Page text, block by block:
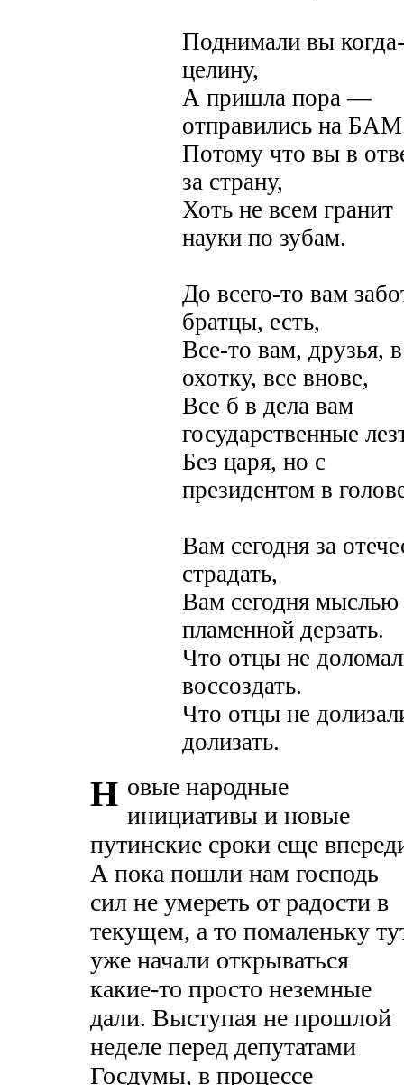
Поднимали вы
целину,
А пришла пора —
отправились на
Потому что вы в
за страну,
Хоть не всем гранит
науки по зубам.
До всего-то вам
братцы, есть,
Все-то вам, друзья, в
охотку, все внове,
Все б в дела вам
государственные
Без царя, но с
президентом в
Вам сегодня за
страдать,
Вам сегодня мыслью
пламенной дерзать.
Что отцы не
воссоздать.
Что отцы не
долизать.
Н овые народные
инициативы и новые
путинские сроки еще
А пока пошли нам господь
сил не умереть от радости в
текущем, а то помаленьку
уже начали открываться
какие-то просто неземные
дали. Выступая не прошлой
неделе перед депутатами
Госдумы, в процессе